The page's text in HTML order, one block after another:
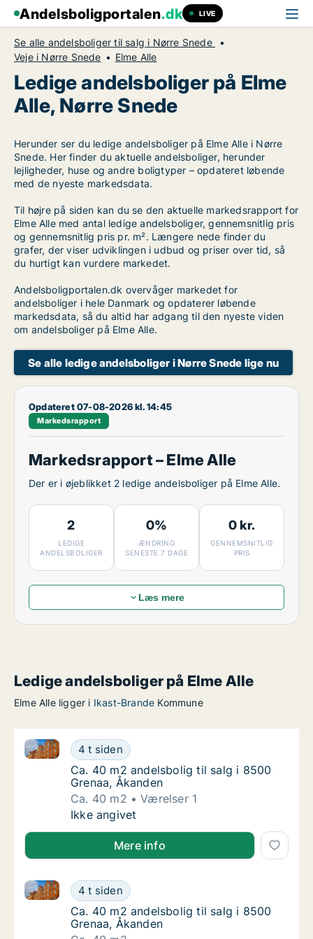
Andelsboligportalen.dk LIVE
Se alle andelsboliger til salg i Nørre Snede
Veje i Nørre Snede
Elme Alle
Ledige andelsboliger på Elme
Alle, Nørre Snede
Herunder ser du ledige andelsboliger på Elme Alle i Nørre
Snede. Her finder du aktuelle andelsboliger, herunder
lejligheder, huse og andre boligtyper – opdateret løbende
med de nyeste markedsdata.
Til højre på siden kan du se den aktuelle markedsrapport for
Elme Alle med antal ledige andelsboliger, gennemsnitlig pris
og gennemsnitlig pris pr. m². Længere nede finder du
grafer, der viser udviklingen i udbud og priser over tid, så
du hurtigt kan vurdere markedet.
Andelsboligportalen.dk overvåger markedet for
andelsboliger i hele Danmark og opdaterer løbende
markedsdata, så du altid har adgang til den nyeste viden
om andelsboliger på Elme Alle.
Se alle ledige andelsboliger i Nørre Snede lige nu
Opdateret 07-08-2026 kl. 14:45
Markedsrapport
Markedsrapport – Elme Alle
Der er i øjeblikket 2 ledige andelsboliger på Elme Alle.
2
LEDIGE
ANDELSBOLIGER
0%
ÆNDRING
SENESTE 7 DAGE
0 kr.
GENNEMSNITLIG
PRIS
Læs mere
Ledige andelsboliger på Elme Alle
Elme Alle ligger i Ikast-Brande Kommune
Ca. 40 m2 andelsbolig til salg i 8500
4 t siden
Ca. 40 m2 andelsbolig til salg i 8500 Grenaa,
Ca. 40 m2 andelsbolig til salg i 8500
Ca. 40 m2 andelsbolig til salg i 8500
Grenaa, Åkanden
Ca. 40 m2
Værelser 1
Ca. 40 m2 andelsbolig til salg i 8500
Ikke angivet
Mere info
Ca. 40 m2 andelsbolig til salg i 8500
4 t siden
Ca. 40 m2 andelsbolig til salg i 8500 Grenaa,
Ca. 40 m2 andelsbolig til salg i 8500
Ca. 40 m2 andelsbolig til salg i 8500
Grenaa, Åkanden